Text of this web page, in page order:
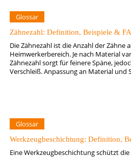
Glossar
Zähnezahl: Definition, Beispiele &
Die Zähnezahl ist die Anzahl der Zähne
Heimwerkerbereich. Je nach Material
Zähnezahl sorgt für feinere Späne,
Verschleiß. Anpassung an Material und
Glossar
Werkzeugbeschichtung: Definition,
Eine Werkzeugbeschichtung schützt